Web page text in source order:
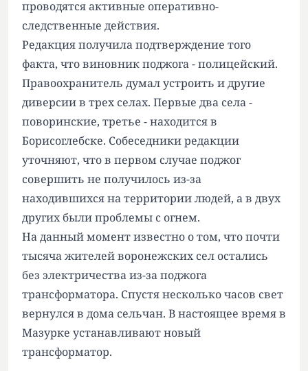
проводятся активные оперативно-
следственные действия.
Редакция получила подтверждение того
факта, что виновник поджога -полицейский.
Правоохранитель думал устроить идругие
диверсии в трех селах. Первые два села -
поворинские, третье - находится в
Борисоглебске. Собеседники редакции
уточняют, что в первом случае поджог
совершить не получилось из-за
находившихся на территории людей, а в двух
других были проблемы с огнем.
На данный момент известно о том, что почти
тысяча жителей воронежских сел остались
без электричестваиз-за поджога
трансформатора. Спустя несколько часов свет
вернулся в дома сельчан. В настоящее время в
Мазурке устанавливают новый
трансформатор.